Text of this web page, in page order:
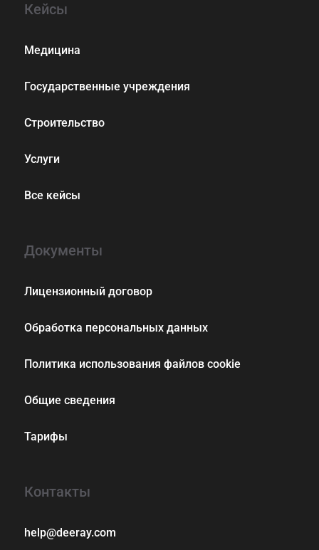
Кейсы
Медицина
Государственные учреждения
Строительство
Услуги
Все кейсы
Документы
Лицензионный договор
Обработка персональных данных
Политика использования файлов cookie
Общие сведения
Тарифы
Контакты
help@deeray.com